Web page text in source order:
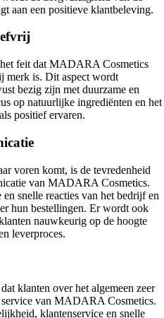
aan een positieve klantbeleving.
feit dat MADARA Cosmetics
merk is. Dit aspect wordt
bezig zijn met duurzame en
op natuurlijke ingrediënten en het
positief ervaren.
voren komt, is de tevredenheid
van MADARA Cosmetics.
snelle reacties van het bedrijf en
hun bestellingen. Er wordt ook
nauwkeurig op de hoogte
leverproces.
klanten over het algemeen zeer
van MADARA Cosmetics.
klantenservice en snelle